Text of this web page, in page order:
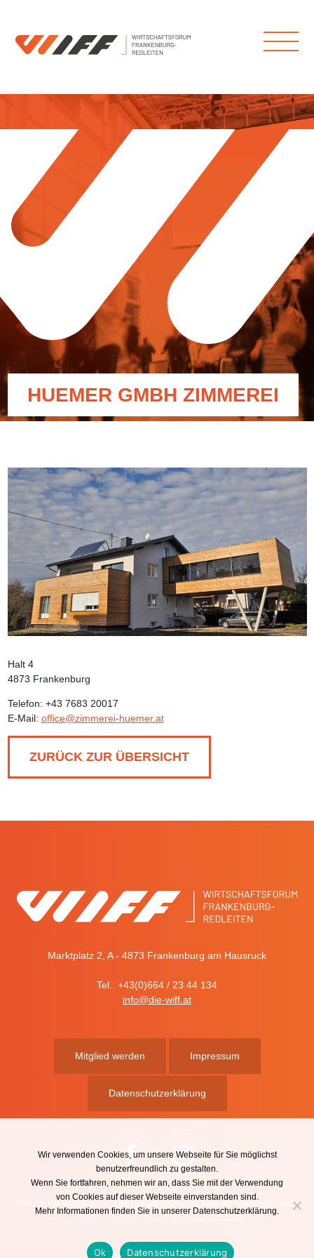
HUEMER GMBH ZIMMEREI
Halt 4
4873 Frankenburg
Telefon: +43 7683 20017
E-Mail: office@zimmerei-huemer.at
ZURÜCK ZUR ÜBERSICHT
Wir verwenden Cookies, um unsere Webseite für Sie möglichst
benutzerfreundlich zu gestalten.
Wenn Sie fortfahren, nehmen wir an, dass Sie mit der Verwendung
von Cookies auf dieser Webseite einverstanden sind.
Mehr Informationen finden Sie in unserer Datenschutzerklärung.
Ok Datenschutzerklärung
Marktplatz 2, A - 4873 Frankenburg am Hausruck
Tel.: +43(0)664 / 23 44 134
info@die-wiff.at
Mitglied werden Impressum
Datenschutzerklärung
Alle Rechte vorbehalten © Wirtschaftsforum Frankenburg-Redleiten 2026 |
Design und Entwicklung:Design Community